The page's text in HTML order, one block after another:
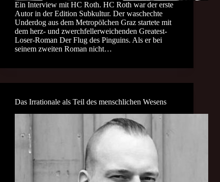
Ein Interview mit HC Roth. HC Roth war der erste
Autor in der Edition Subkultur. Der waschechte
Underdog aus dem Metropölchen Graz startete mit
dem herz- und zwerchfellerweichenden Greatest-
Loser-Roman Der Flug des Pinguins. Als er bei
seinem zweiten Roman nicht…
Das Irrationale als Teil des menschlichen Wesens